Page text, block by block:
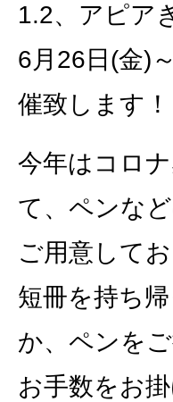
1.2、アピア
6月26日(金)
催致します！
今年はコロ
て、ペンな
ご用意してお
短冊を持ち
か、ペンを
お手数をお